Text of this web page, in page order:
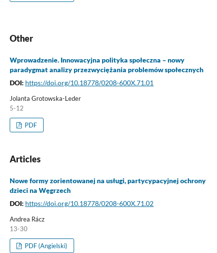
Other
Wprowadzenie. Innowacyjna polityka społeczna – nowy
paradygmat analizy przezwyciężania problemów społecznych
DOI: https://doi.org/10.18778/0208-600X.71.01
Jolanta Grotowska-Leder
5-12
PDF
Articles
Nowe formy zorientowanej na usługi, partycypacyjnej ochrony
dzieci na Węgrzech
DOI: https://doi.org/10.18778/0208-600X.71.02
Andrea Rácz
13-30
PDF (Angielski)